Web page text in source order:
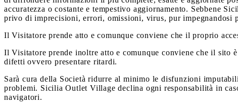
accuratezza o costante e tempestivo aggiornamento. Sebbene
privo di imprecisioni, errori, omissioni, virus, pur impegnandosi
Il Visitatore prende atto e comunque conviene che il proprio
Il Visitatore prende inoltre atto e comunque conviene che il sito
difetti ovvero presentare ritardi.
Sarà cura della Società ridurre al minimo le disfunzioni
problemi. Sicilia Outlet Village declina ogni responsabilità in
navigatori.